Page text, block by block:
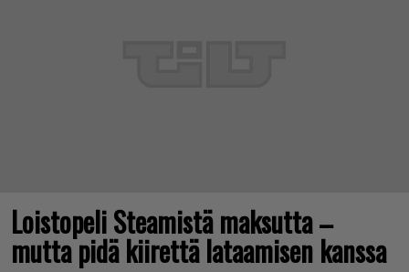
Loistopeli Steamistä maksutta –
mutta pidä kiirettä lataamisen kanssa